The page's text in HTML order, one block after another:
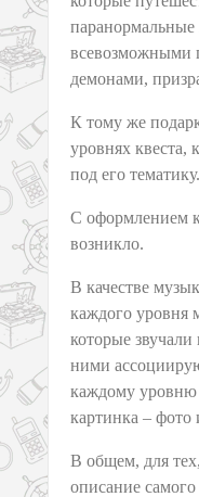
паранормальные
всевозможными
демонами,
К тому же
уровнях квеста,
под его тематику.
С оформлением
возникло.
В качестве
каждого уровня
которые звучали
ними
каждому уровню
картинка – фото
В общем, для
описание